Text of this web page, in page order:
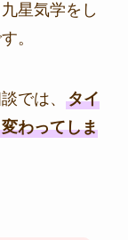
星気学をし
。
では、 タイ
わってしま